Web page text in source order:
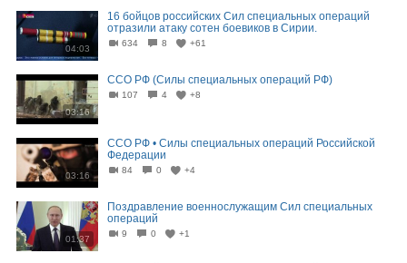
04:03
16 бойцов российских Сил специальных операций
отразили атаку сотен боевиков в Сирии.
634 8 +61
03:16
ССО РФ (Силы специальных операций РФ)
107 4 +8
03:16
ССО РФ • Силы специальных операций Российской
Федерации
84 0 +4
01:37
Поздравление военнослужащим Сил специальных
операций
9 0 +1